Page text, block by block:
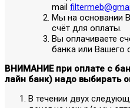
mail
Мы на основании
счёт для оплаты.
Вы оплачиваете
банка или Вашего
ВНИМАНИЕ при оплате с
лайн банк) надо выбирать
В течении двух